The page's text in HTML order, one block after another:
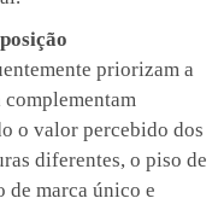
priorizam a
complementam
o valor percebido dos
diferentes, o piso de
de marca único e